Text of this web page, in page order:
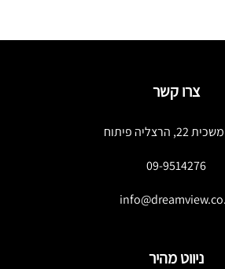
צרו קשר
הרצליה פיתוח
09-9514276
ניווט מהיר